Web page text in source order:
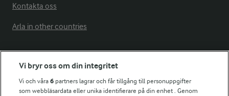
Kontakta oss
Arla in other countries
Fler Arlasajter
För ägare
Vi bryr oss om din integritet
Vi och våra6 partners lagrar och får tillgång till personuppgifter
som webbläsardata eller unika identifierare på din enhet . Genom